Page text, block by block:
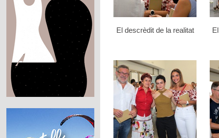
El descrèdit de la realitat